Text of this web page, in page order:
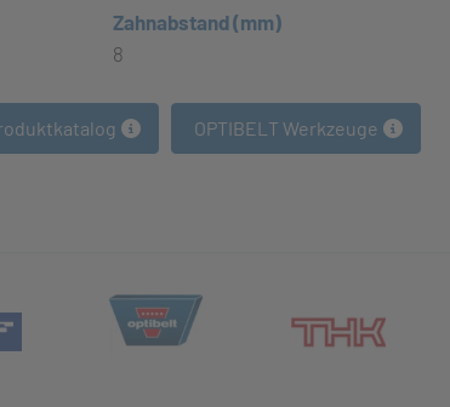
Zahnabstand (mm)
8
OPTIBELT Werkzeuge
(öffnet in neuem Tab)
(öffnet